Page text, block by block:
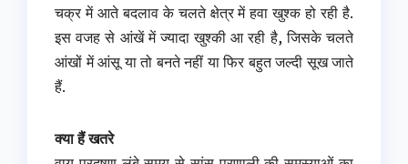
चक्र में आते बदलाव के चलते क्षेत्र में हवा खुश्क हो रही है.
इस वजह से आंखें में ज्यादा खुश्की आ रही है, जिसके चलते
आंखों में आंसू या तो बनते नहीं या फिर बहुत जल्दी सूख जाते
हैं.
क्या हैं खतरे